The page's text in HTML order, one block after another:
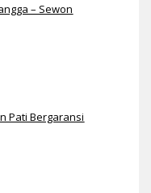
– Sewon
Pati Bergaransi